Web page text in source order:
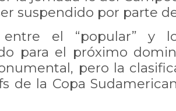
suspendido por parte
el “popular” y
para el próximo
pero la
de la Copa